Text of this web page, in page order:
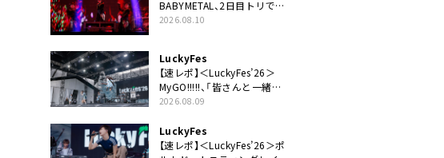
BABYMETAL、2日目トリで圧
倒的な存在感「超楽しいね！
2026.08.10
LuckyFes
【速レポ】＜LuckyFes’26＞
MyGO!!!!!、「皆さんと一緒に
素敵な時間を過ごしていけた
2026.08.09
LuckyFes
【速レポ】＜LuckyFes’26＞ポ